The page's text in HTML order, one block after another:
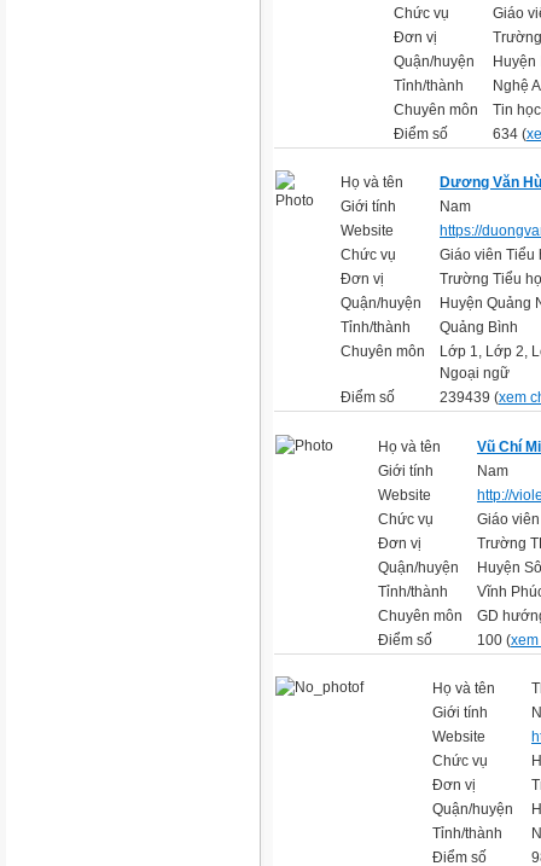
Chức vụ
Giáo
Đơn vị
Quận/huyện
Huyện
Tỉnh/thành
Nghệ
Chuyên môn
Tin học
Điểm số
634 (
Họ và tên
Dương Văn
Giới tính
Nam
Website
https://
Chức vụ
Giáo viên Tiểu
Đơn vị
Trường Tiểu
Quận/huyện
Huyện Quảng
Tỉnh/thành
Quảng Bình
Chuyên môn
Lớp 1, Lớp 2,
Ngoại ngữ
Điểm số
239439 (xem
Họ và tên
Vũ Chí
Giới tính
Nam
Website
http://
Chức vụ
Giáo
Đơn vị
Trường
Quận/huyện
Huyện
Tỉnh/thành
Vĩnh
Chuyên môn
GD
Điểm số
100 (
Họ và tên
Giới tính
Website
Chức vụ
Đơn vị
Quận/huyện
Tỉnh/thành
Điểm số